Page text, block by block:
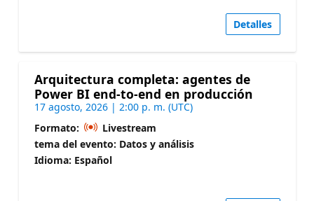
Detalles
Arquitectura completa: agentes de
Power BI end-to-end en producción
17 agosto, 2026 | 2:00 p. m. (UTC)
Formato:
Livestream
tema del evento: Datos y análisis
Idioma: Español